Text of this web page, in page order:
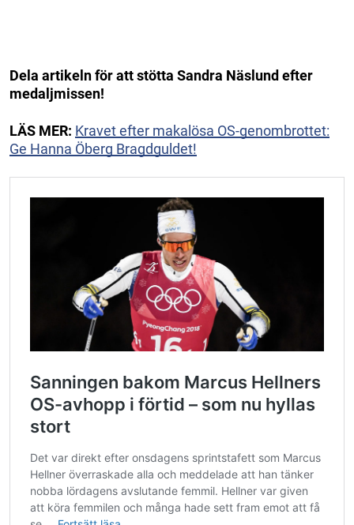
Dela artikeln för att stötta Sandra Näslund efter
medaljmissen!
LÄS MER: Kravet efter makalösa OS-genombrottet:
Ge Hanna Öberg Bragdguldet!